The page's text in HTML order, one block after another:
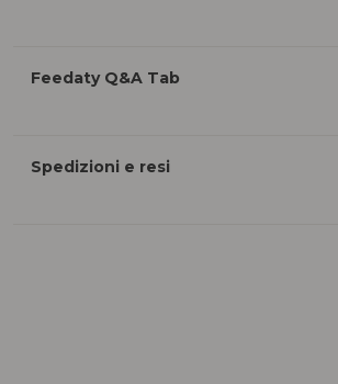
Feedaty Q&A Tab
Spedizioni e resi